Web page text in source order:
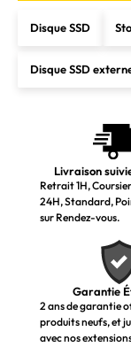
Disque SSD
Disque SSD
Livraison
Retrait 1H,
24H, Standard,
sur Rendez-vous.
Garantie
2 ans de garantie
produits neufs, et
avec nos